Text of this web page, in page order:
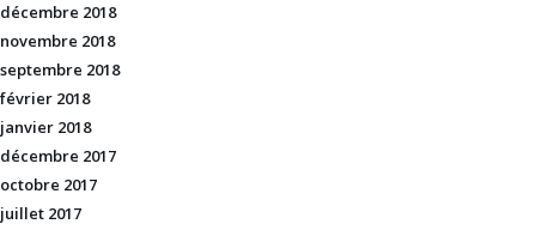
décembre 2018
novembre 2018
septembre 2018
février 2018
janvier 2018
décembre 2017
octobre 2017
juillet 2017